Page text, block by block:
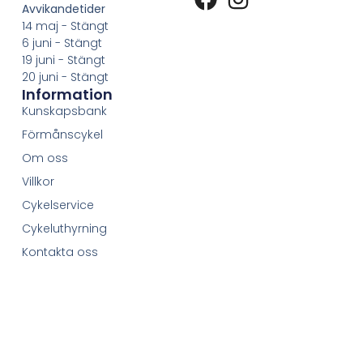
Avvikandetider
14 maj - Stängt
6 juni - Stängt
19 juni - Stängt
20 juni - Stängt
Information
Kunskapsbank
Förmånscykel
Om oss
Villkor
Cykelservice
Cykeluthyrning
Kontakta oss